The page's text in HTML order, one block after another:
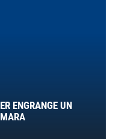
ENGRANGE UN